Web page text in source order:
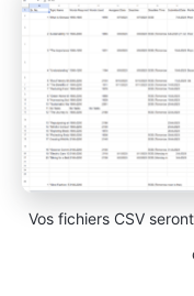
Vos fichiers CSV